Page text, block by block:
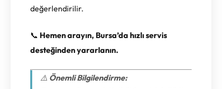
değerlendirilir.
📞 Hemen arayın, Bursa’da hızlı servis
desteğinden yararlanın.
⚠️ Önemli Bilgilendirme: